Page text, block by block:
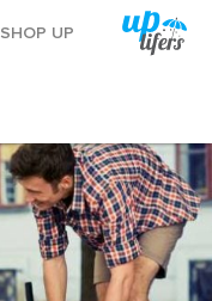
SHOP UP